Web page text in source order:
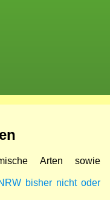
Arten sowie
bisher nicht oder